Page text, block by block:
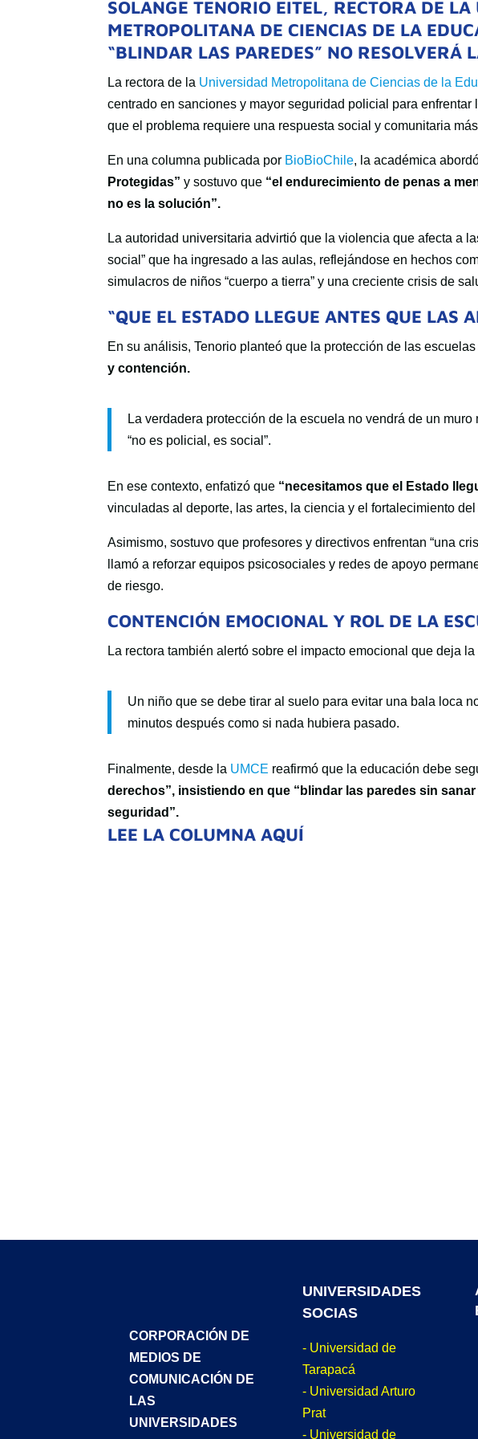
SOLANGE TENORIO EITEL, RECTORA DE
METROPOLITANA DE CIENCIAS DE LA
“BLINDAR LAS PAREDES” NO RESOLVERÁ
La rectora de la Universidad Metropolitana de Ciencias de la
centrado en sanciones y mayor seguridad policial para
que el problema requiere una respuesta social y comunitaria
En una columna publicada por BioBioChile, la académica
Protegidas” y sostuvo que “el endurecimiento de penas a
no es la solución”.
La autoridad universitaria advirtió que la violencia que afecta a
social” que ha ingresado a las aulas, reflejándose en hechos
simulacros de niños “cuerpo a tierra” y una creciente crisis de
“QUE EL ESTADO LLEGUE ANTES QUE LAS
En su análisis, Tenorio planteó que la protección de las
y contención.
La verdadera protección de la escuela no vendrá de un
“no es policial, es social”.
En ese contexto, enfatizó que “necesitamos que el Estado
vinculadas al deporte, las artes, la ciencia y el fortalecimiento
Asimismo, sostuvo que profesores y directivos enfrentan “una
llamó a reforzar equipos psicosociales y redes de apoyo
de riesgo.
CONTENCIÓN EMOCIONAL Y ROL DE LA
La rectora también alertó sobre el impacto emocional que deja
Un niño que se debe tirar al suelo para evitar una bala loca
minutos después como si nada hubiera pasado.
Finalmente, desde la UMCE reafirmó que la educación debe
derechos”, insistiendo en que “blindar las paredes sin
seguridad”.
LEE LA COLUMNA AQUÍ
CORPORACIÓN DE
MEDIOS DE
COMUNICACIÓN DE
LAS
UNIVERSIDADES
UNIVERSIDADES
SOCIAS
- Universidad de
Tarapacá
- Universidad Arturo
Prat
- Universidad de